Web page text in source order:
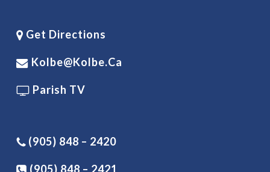
Get Directions
Kolbe@kolbe.ca
Parish TV
(905) 848 – 2420
(905) 848 – 2421